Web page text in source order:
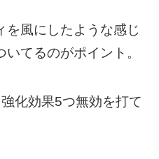
を風にしたような感じ
てるのがポイント。
化効果5つ無効を打て